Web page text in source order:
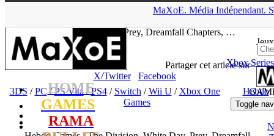
MaXoE. Média Indépendant.
HOME
GAMES
RAMA
Jeux
Xbox
Toggle
Division, White Day, Prey, Dreamfall Chapters, …
Partager cet article sur
X/Twitter
Facebook
3DS /PC/PS Vita/PS4/ Switch /Wii U/ Xbox One
Hebdo
Games